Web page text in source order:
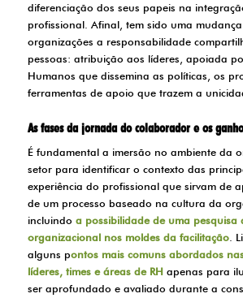
diferenciação dos seus papeis na
profissional. Afinal, tem sido uma
organizações a responsabilidade
pessoas: atribuição aos líderes, apoiada
Humanos que dissemina as políticas, os
ferramentas de apoio que trazem a
As fases da jornada do colaborador e os
É fundamental a imersão no ambiente da
setor para identificar o contexto das
experiência do profissional que sirvam de
de um processo baseado na cultura da
incluindo a possibilidade de uma pesquisa
organizacional nos moldes da facilitação.
alguns pontos mais comuns abordados
líderes, times e áreas de RHapenas para
ser aprofundado e avaliado durante a